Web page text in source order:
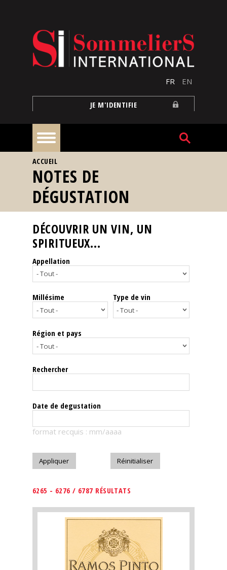
FR EN
JE M'IDENTIFIE
À
la
une
Reportages
Nos
Spiritueux
Notes
dégustation
Le
magazine
Télécharger
VOUS ÊTES ICI
ACCUEIL
NOTES DE
DÉGUSTATION
DÉCOUVRIR UN VIN, UN
SPIRITUEUX...
Appellation
Millésime Type de vin
Région et pays
Rechercher
Date de degustation
format recquis : mm/aaaa
6265 - 6276 / 6787 RÉSULTATS